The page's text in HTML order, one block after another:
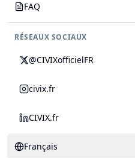
FAQ
RÉSEAUX SOCIAUX
@CIVIXofficielFR
civix.fr
CIVIX.fr
Français